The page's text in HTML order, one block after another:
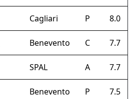
Cagliari P 8.0
Benevento C 7.7
SPAL A 7.7
Benevento P 7.5